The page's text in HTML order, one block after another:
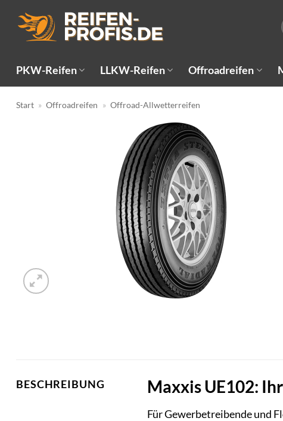
Inhalt
springen
PKW-Reifen LLKW-Reifen Offroadreifen
Start » Offroadreifen » Offroad-Allwetterreifen
BESCHREIBUNG Maxxis UE102:
Für Gewerbetreibende und